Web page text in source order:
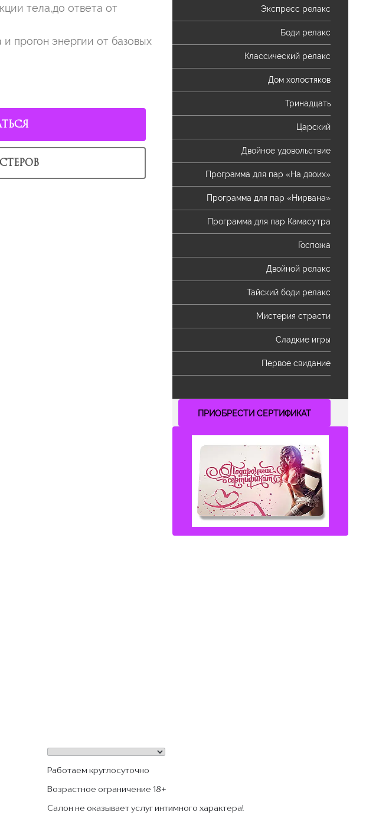
тела,до ответа от
и прогон энергии от базовых
Экспресс релакс
Боди релакс
Классический релакс
Дом холостяков
Тринадцать
Царский
Двойное удовольствие
Программа для пар «На двоих»
Программа для пар «Нирвана»
Программа для пар Камасутра
Госпожа
Двойной релакс
Тайский боди релакс
Мистерия страсти
Сладкие игры
Первое свидание
ПРИОБРЕСТИ СЕРТИФИКАТ
Работаем круглосуточно
Возрастное ограничение 18+
Салон не оказывает услуг интимного характера!